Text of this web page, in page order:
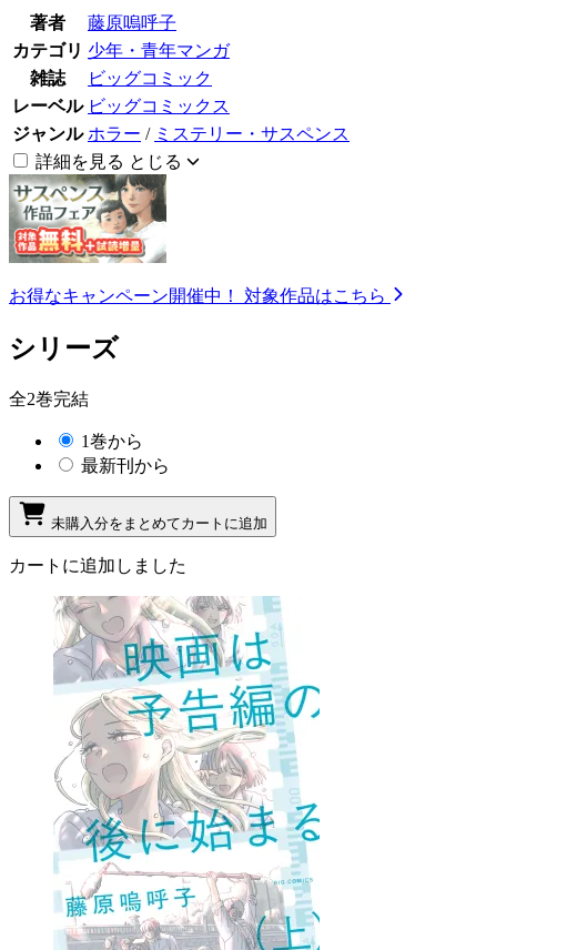
著者
藤原嗚呼子
カテゴリ 少年・青年マンガ
雑誌
ビッグコミック
レーベル ビッグコミックス
ジャンル ホラー / ミステリー・サスペンス
詳細を見る とじる
お得なキャンペーン開催中！ 対象作品はこちら
シリーズ
全2巻完結
1巻から
最新刊から
未購入分をまとめてカートに追加
カートに追加しました